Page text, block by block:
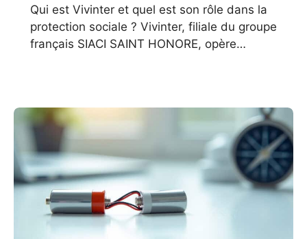
Qui est Vivinter et quel est son rôle dans la
protection sociale ? Vivinter, filiale du groupe
français SIACI SAINT HONORE, opère